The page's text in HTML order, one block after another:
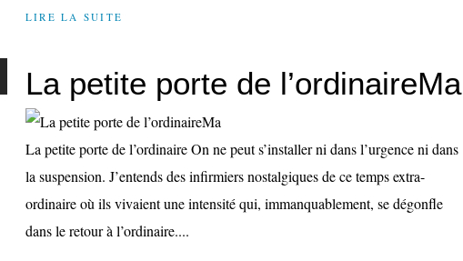
LIRE LA SUITE
La petite porte de l’ordinaireMa
La petite porte de l’ordinaire On ne peut s’installer ni dans l’urgence ni dans
la suspension. J’entends des infirmiers nostalgiques de ce temps extra-
ordinaire où ils vivaient une intensité qui, immanquablement, se dégonfle
dans le retour à l’ordinaire....